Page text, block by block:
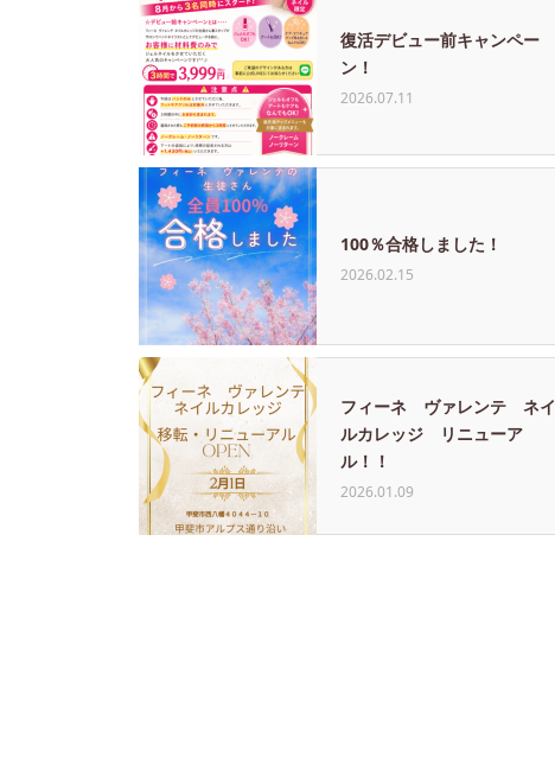
復活デビュー前キャンペー
ン！
2026.07.11
100％合格しました！
2026.02.15
フィーネ ヴァレンテ ネイ
ルカレッジ リニューア
ル！！
2026.01.09